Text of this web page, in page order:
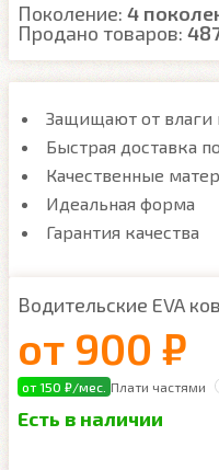
Поколение: 4
Продано товаров:
Защищают от влаги
Быстрая доставка
Качественные
Идеальная форма
Гарантия качества
Водительские EVA
от 900 ₽
от 150 ₽/мес. Плати частями
Есть в наличии